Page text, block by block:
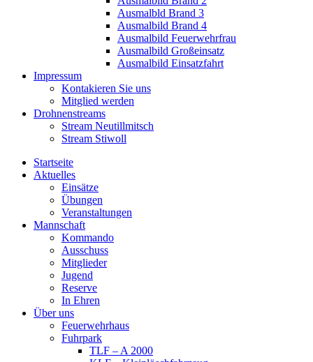
Ausmalbld Brand 3
Ausmalbild Brand 4
Ausmalbild Feuerwehrfrau
Ausmalbild Großeinsatz
Ausmalbild Einsatzfahrt
Impressum
Kontakieren Sie uns
Mitglied werden
Drohnenstreams
Stream Neutillmitsch
Stream Stiwoll
Startseite
Aktuelles
Einsätze
Übungen
Veranstaltungen
Mannschaft
Kommando
Ausschuss
Mitglieder
Jugend
Reserve
In Ehren
Über uns
Feuerwehrhaus
Fuhrpark
TLF – A 2000